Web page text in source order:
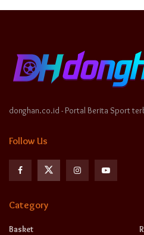
donghan.co.id - Portal Berita Sport
Follow Us
Category
Basket